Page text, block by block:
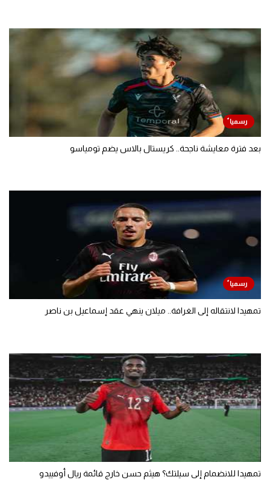
بعد فترة معايشة ناجحة.. كريستال بالاس يضم تومياسو
تمهيدا لانتقاله إلى الغرافة.. ميلان ينهي عقد إسماعيل بن ناصر
تمهيدا للانضمام إلى سيلتك؟ هيثم حسن خارج قائمة ريال أوفييدو